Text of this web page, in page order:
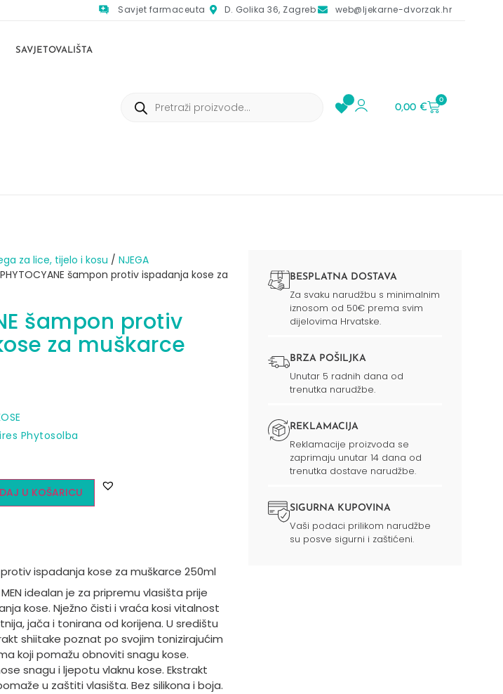
Savjet farmaceuta D. Golika 36, Zagreb web@ljekarne-dvorzak.hr
SAVJETOVALIŠTA
0,00€
0
za lice, tijelo i kosu / NJEGA
šampon protiv ispadanja kose za
šampon protiv
za muškarce
Phytosolba
U KOŠARICU
protiv ispadanja kose za muškarce 250ml
MEN idealan je za pripremu vlasišta prije
kose. Nježno čisti i vraća kosi vitalnost
jača i tonirana od korijena. U središtu
shiitake poznat po svojim tonizirajućim
koji pomažu obnoviti snagu kose.
snagu i ljepotu vlaknu kose. Ekstrakt
u zaštiti vlasišta. Bez silikona i boja.
BESPLATNA DOSTAVA
Za svaku narudžbu s minimalnim
iznosom od 50€ prema svim
dijelovima Hrvatske.
BRZA POŠILJKA
Unutar 5 radnih dana od
trenutka narudžbe.
REKLAMACIJA
Reklamacije proizvoda se
zaprimaju unutar 14 dana od
trenutka dostave narudžbe.
SIGURNA KUPOVINA
Vaši podaci prilikom narudžbe
su posve sigurni i zaštićeni.